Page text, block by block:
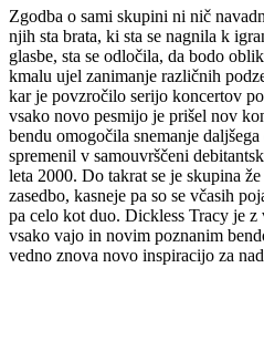
Zgodba o sami skupini ni nič
njih sta brata, ki sta se nagnila k
glasbe, sta se odločila, da bodo
kmalu ujel zanimanje različnih
kar je povzročilo serijo koncertov
vsako novo pesmijo je prišel nov
bendu omogočila snemanje daljšega
spremenil v samouvrščeni
leta 2000. Do takrat se je skupina
zasedbo, kasneje pa so se včasih
pa celo kot duo. Dickless Tracy je
vsako vajo in novim poznanim
vedno znova novo inspiracijo za